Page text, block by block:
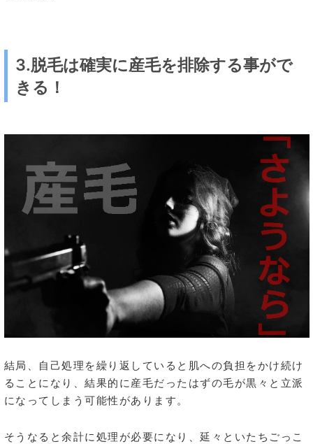
3.脱毛は確実に産毛を排除する事がで
きる！
結局、自己処理を繰り返していると肌への負担をかけ続け
ることになり、結果的に産毛だったはずの毛が黒々と立派
になってしまう可能性があります。
そうなると余計に処理が必要になり、延々といたちごっこ